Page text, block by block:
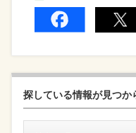
探している情報が見つか